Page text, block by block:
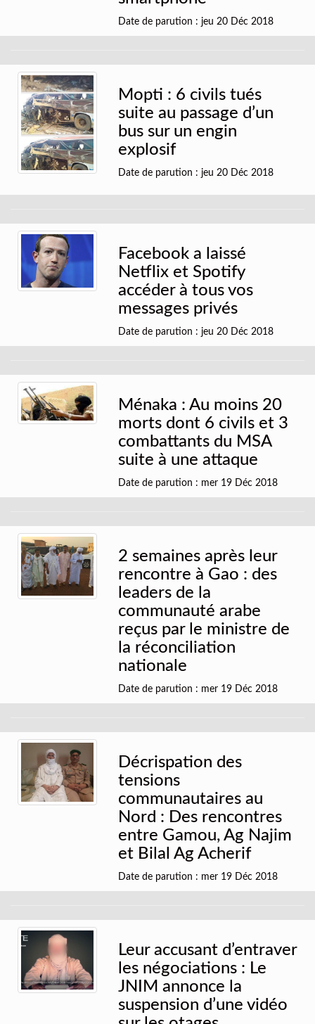
Date de parution : jeu 20 Déc 2018
Mopti : 6 civils tués
suite au passage d’un
bus sur un engin
explosif
Date de parution : jeu 20 Déc 2018
Facebook a laissé
Netflix et Spotify
accéder à tous vos
messages privés
Date de parution : jeu 20 Déc 2018
Ménaka : Au moins 20
morts dont 6 civils et 3
combattants du MSA
suite à une attaque
Date de parution : mer 19 Déc 2018
2 semaines après leur
rencontre à Gao : des
leaders de la
communauté arabe
reçus par le ministre de
la réconciliation
nationale
Date de parution : mer 19 Déc 2018
Décrispation des
tensions
communautaires au
Nord : Des rencontres
entre Gamou, Ag Najim
et Bilal Ag Acherif
Date de parution : mer 19 Déc 2018
Leur accusant d’entraver
les négociations : Le
JNIM annonce la
suspension d’une vidéo